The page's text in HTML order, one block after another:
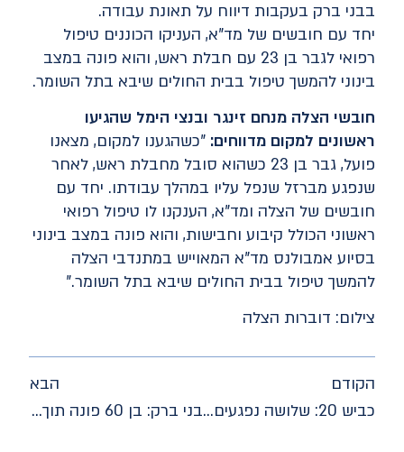
בבני ברק בעקבות דיווח על תאונת עבודה.
יחד עם חובשים של מד"א, העניקו הכוננים טיפול
רפואי לגבר בן 23 עם חבלת ראש, והוא פונה במצב
בינוני להמשך טיפול בבית החולים שיבא בתל השומר.
חובשי הצלה מנחם זינגר ובנצי הימל שהגיעו
ראשונים למקום מדווחים: "כשהגענו למקום, מצאנו
פועל, גבר בן 23 כשהוא סובל מחבלת ראש, לאחר
שנפגע מברזל שנפל עליו במהלך עבודתו. יחד עם
חובשים של הצלה ומד"א, הענקנו לו טיפול רפואי
ראשוני הכולל קיבוע וחבישות, והוא פונה במצב בינוני
בסיוע אמבולנס מד"א המאוייש במתנדבי הצלה
להמשך טיפול בבית החולים שיבא בתל השומר."
צילום: דוברות הצלה
הקודם
כביש 20: שלושה נפגעים פונו במצב בינוני וקל לאחר שנפגעו בתאונת דרכים
הבא
בני ברק: בן 60 פונה תוך כדי החייאה לאחר שהתמוטט ברחוב